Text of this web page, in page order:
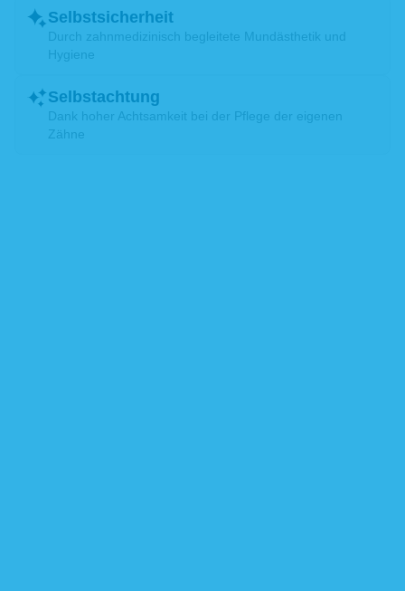
Selbstsicherheit
Durch zahnmedizinisch begleitete Mundästhetik und
Hygiene
Selbstachtung
Dank hoher Achtsamkeit bei der Pflege der eigenen
Zähne